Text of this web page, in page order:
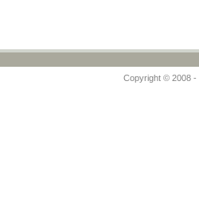
Copyright © 2008 -